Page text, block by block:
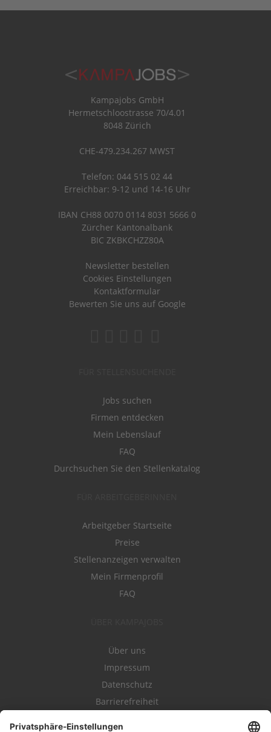
Kampajobs GmbH
Hermetschloostrasse 70/4.01
8048 Zürich
CHE-479.234.267 MWST
Telefon: 044 515 02 44
Erreichbar: 9-12 und 14-16 Uhr
IBAN CH88 0070 0114 8031 5666 0
Zürcher Kantonalbank
BIC ZKBKCHZZ80A
Newsletter bestellen
Cookies Einstellungen
Kontaktformular
Bewerten Sie uns auf Google
Jobs suchen
Firmen entdecken
Mein Lebenslauf
FAQ
Durchsuchen Sie den Stellenkatalog
Arbeitgeber Startseite
Preise
Stellenanzeigen verwalten
Mein Firmenprofil
FAQ
Über uns
Impressum
Datenschutz
Barrierefreiheit